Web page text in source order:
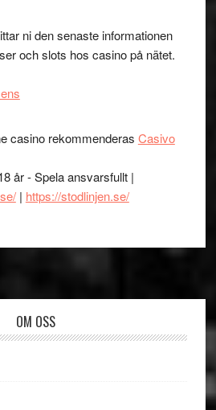
ni den senaste informationen
och slots hos casino på nätet.
casino rekommenderas Casivo
år - Spela ansvarsfullt |
| https://stodlinjen.se/
OM OSS